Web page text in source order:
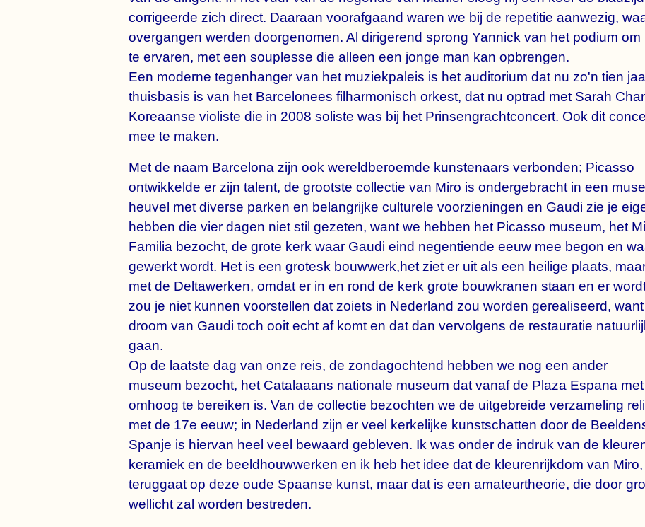
corrigeerde zich direct. Daaraan voorafgaand waren we bij de repetitie aanwezig,
overgangen werden doorgenomen. Al dirigerend sprong Yannick van het podium
te ervaren, met een souplesse die alleen een jonge man kan opbrengen.
Een moderne tegenhanger van het muziekpaleis is het auditorium dat nu zo'n tien
thuisbasis is van het Barcelonees filharmonisch orkest, dat nu optrad met Sarah
Koreaanse violiste die in 2008 soliste was bij het Prinsengrachtconcert. Ook dit
mee te maken.
Met de naam Barcelona zijn ook wereldberoemde kunstenaars verbonden; Picasso
ontwikkelde er zijn talent, de grootste collectie van Miro is ondergebracht in een
heuvel met diverse parken en belangrijke culturele voorzieningen en Gaudi zie je
hebben die vier dagen niet stil gezeten, want we hebben het Picasso museum, het
Familia bezocht, de grote kerk waar Gaudi eind negentiende eeuw mee begon en
gewerkt wordt. Het is een grotesk bouwwerk,het ziet er uit als een heilige plaats,
met de Deltawerken, omdat er in en rond de kerk grote bouwkranen staan en er
zou je niet kunnen voorstellen dat zoiets in Nederland zou worden gerealiseerd,
droom van Gaudi toch ooit echt af komt en dat dan vervolgens de restauratie
gaan.
Op de laatste dag van onze reis, de zondagochtend hebben we nog een ander
museum bezocht, het Catalaaans nationale museum dat vanaf de Plaza Espana
omhoog te bereiken is. Van de collectie bezochten we de uitgebreide verzameling
met de 17e eeuw; in Nederland zijn er veel kerkelijke kunstschatten door de
Spanje is hiervan heel veel bewaard gebleven. Ik was onder de indruk van de
keramiek en de beeldhouwwerken en ik heb het idee dat de kleurenrijkdom van
teruggaat op deze oude Spaanse kunst, maar dat is een amateurtheorie, die door
wellicht zal worden bestreden.